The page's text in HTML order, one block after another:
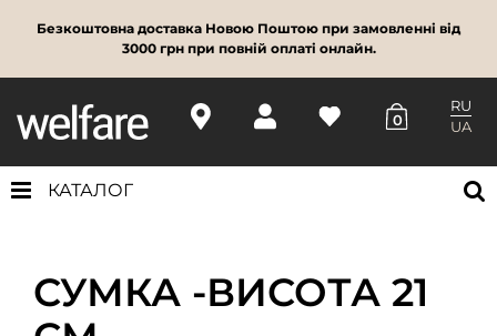
Безкоштовна доставка Новою Поштою при замовленні від
3000 грн при повній оплаті онлайн.
0
RU
UA
КАТАЛОГ
СУМКА -ВИСОТА 21